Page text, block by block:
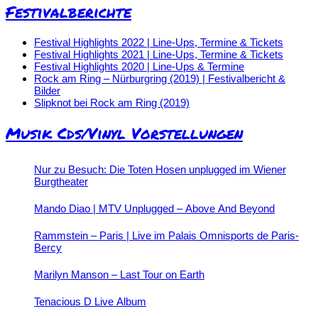
Festivalberichte
Festival Highlights 2022 | Line-Ups, Termine & Tickets
Festival Highlights 2021 | Line-Ups, Termine & Tickets
Festival Highlights 2020 | Line-Ups & Termine
Rock am Ring – Nürburgring (2019) | Festivalbericht &
Bilder
Slipknot bei Rock am Ring (2019)
Musik Cds/Vinyl Vorstellungen
Nur zu Besuch: Die Toten Hosen unplugged im Wiener
Burgtheater
Mando Diao | MTV Unplugged – Above And Beyond
Rammstein – Paris | Live im Palais Omnisports de Paris-
Bercy
Marilyn Manson – Last Tour on Earth
Tenacious D Live Album